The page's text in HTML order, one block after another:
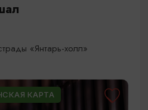
«Янтарь-холл»
КАРТА